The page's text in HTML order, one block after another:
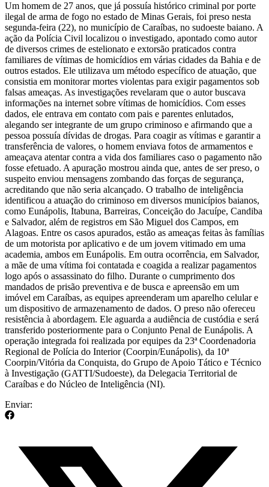
Um homem de 27 anos, que já possuía histórico criminal por porte
ilegal de arma de fogo no estado de Minas Gerais, foi preso nesta
segunda-feira (22), no município de Caraíbas, no sudoeste baiano. A
ação da Polícia Civil localizou o investigado, apontado como autor
de diversos crimes de estelionato e extorsão praticados contra
familiares de vítimas de homicídios em várias cidades da Bahia e de
outros estados. Ele utilizava um método específico de atuação, que
consistia em monitorar mortes violentas para exigir pagamentos sob
falsas ameaças. As investigações revelaram que o autor buscava
informações na internet sobre vítimas de homicídios. Com esses
dados, ele entrava em contato com pais e parentes enlutados,
alegando ser integrante de um grupo criminoso e afirmando que a
pessoa possuía dívidas de drogas. Para coagir as vítimas e garantir a
transferência de valores, o homem enviava fotos de armamentos e
ameaçava atentar contra a vida dos familiares caso o pagamento não
fosse efetuado. A apuração mostrou ainda que, antes de ser preso, o
suspeito enviou mensagens zombando das forças de segurança,
acreditando que não seria alcançado. O trabalho de inteligência
identificou a atuação do criminoso em diversos municípios baianos,
como Eunápolis, Itabuna, Barreiras, Conceição do Jacuípe, Candiba
e Salvador, além de registros em São Miguel dos Campos, em
Alagoas. Entre os casos apurados, estão as ameaças feitas às famílias
de um motorista por aplicativo e de um jovem vitimado em uma
academia, ambos em Eunápolis. Em outra ocorrência, em Salvador,
a mãe de uma vítima foi contatada e coagida a realizar pagamentos
logo após o assassinato do filho. Durante o cumprimento dos
mandados de prisão preventiva e de busca e apreensão em um
imóvel em Caraíbas, as equipes apreenderam um aparelho celular e
um dispositivo de armazenamento de dados. O preso não ofereceu
resistência à abordagem. Ele aguarda a audiência de custódia e será
transferido posteriormente para o Conjunto Penal de Eunápolis. A
operação integrada foi realizada por equipes da 23ª Coordenadoria
Regional de Polícia do Interior (Coorpin/Eunápolis), da 10ª
Coorpin/Vitória da Conquista, do Grupo de Apoio Tático e Técnico
à Investigação (GATTI/Sudoeste), da Delegacia Territorial de
Caraíbas e do Núcleo de Inteligência (NI).
Enviar: